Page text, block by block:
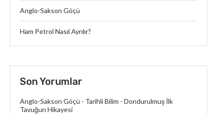
Anglo-Sakson Göçü
Ham Petrol Nasıl Ayrılır?
Son Yorumlar
Anglo-Sakson Göçü - Tarihli Bilim - Dondurulmuş İlk
Tavuğun Hikayesi